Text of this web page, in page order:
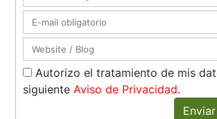
Autorizo el tratamiento de mis
siguienteAviso de Privacidad.